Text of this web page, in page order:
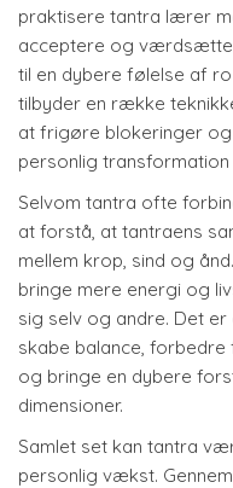
praktisere tantra lærer
acceptere og værdsætte
til en dybere følelse af
tilbyder en række
at frigøre blokeringer
personlig
Selvom tantra ofte
at forstå, at tantraens
mellem krop, sind og
bringe mere energi og
sig selv og andre. Det
skabe balance, forbedre
og bringe en dybere
dimensioner.
Samlet set kan tantra
personlig vækst.